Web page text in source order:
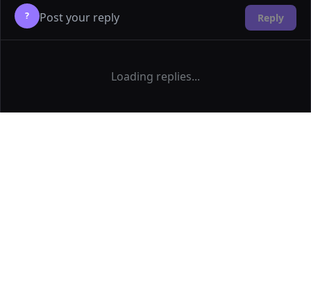
? Reply
Loading replies...